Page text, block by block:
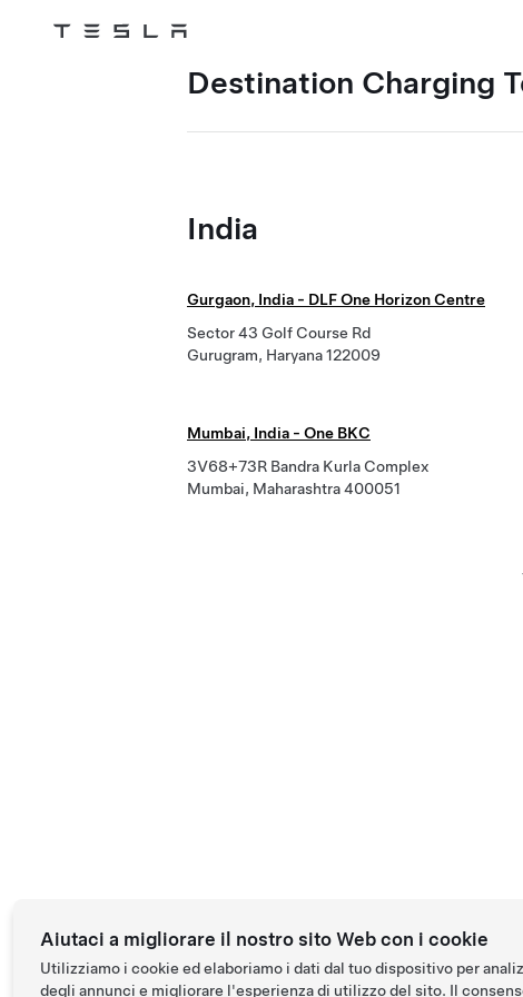
Tesla Destination Charging
India
Gurgaon, India - DLF One Horizon Centre
Sector 43 Golf Course Rd
Gurugram, Haryana 122009
Mumbai, India - One BKC
3V68+73R Bandra Kurla Complex
Mumbai, Maharashtra 400051
Aiutaci a migliorare il nostro sito Web con i cookie
Utilizziamo i cookie ed elaboriamo i dati dal tuo dispositivo per
degli annunci e migliorare l'esperienza di utilizzo del sito. Il